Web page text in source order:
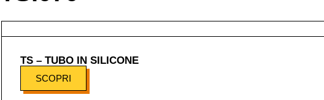
TS – TUBO IN SILICONE
SCOPRI